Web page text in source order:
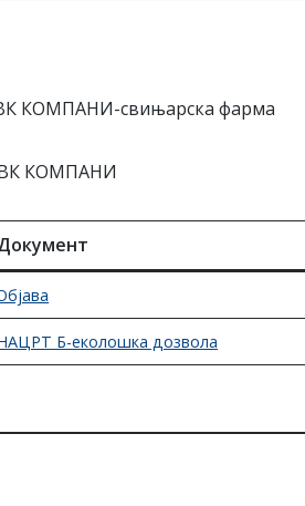
КОМПАНИ-свињарска фарма
ВК КОМПАНИ
Б-еколошка дозвола